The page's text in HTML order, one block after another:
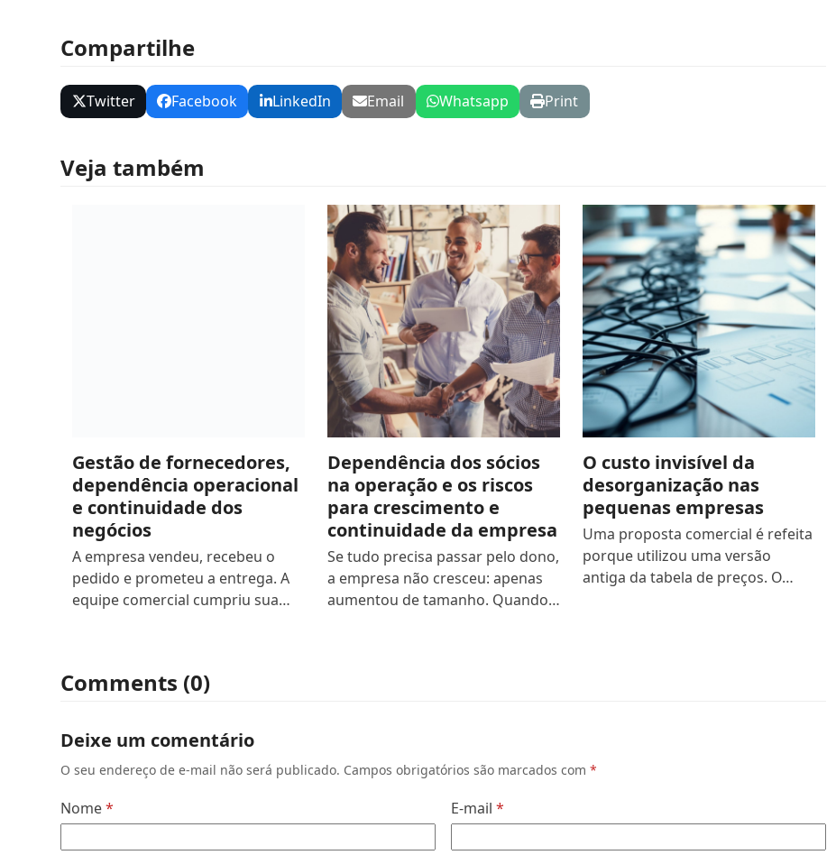
Compartilhe
Twitter Facebook LinkedIn Email Whatsapp Print
Veja também
Gestão de fornecedores,
dependência operacional
e continuidade dos
negócios
A empresa vendeu, recebeu o
pedido e prometeu a entrega. A
equipe comercial cumpriu sua…
Dependência dos sócios
na operação e os riscos
para crescimento e
continuidade da empresa
Se tudo precisa passar pelo dono,
a empresa não cresceu: apenas
aumentou de tamanho. Quando…
O custo invisível da
desorganização nas
pequenas empresas
Uma proposta comercial é refeita
porque utilizou uma versão
antiga da tabela de preços. O…
Comments (0)
Deixe um comentário
O seu endereço de e-mail não será publicado. Campos obrigatórios são marcados com*
Nome* E-mail*